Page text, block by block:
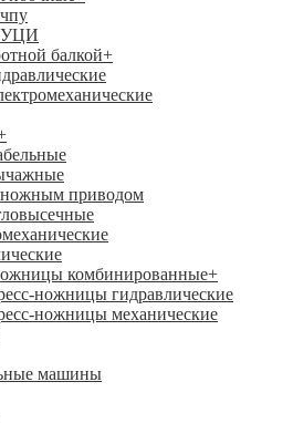
балкой+
приводом
комбинированные+
ножницы гидравлические
ножницы механические
машины